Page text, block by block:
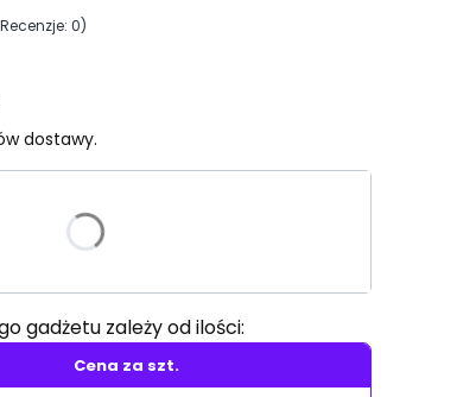
0)
dostawy.
mogą różnić się ceną
gadżetu zależy od ilości:
Cena za szt.